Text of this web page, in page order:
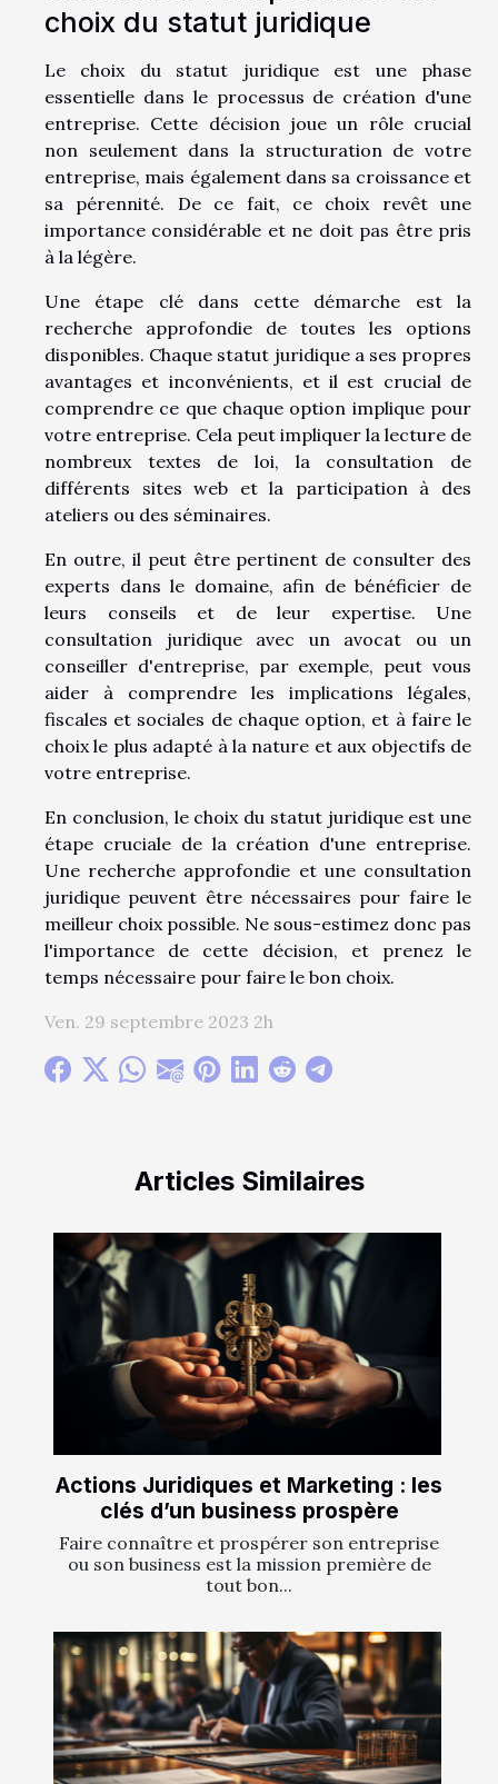
Articles Similaires
Actions Juridiques et Marketing : les
clés d’un business prospère
Faire connaître et prospérer son entreprise
ou son business est la mission première de
tout bon...
choix du statut juridique
Le choix du statut juridique est une phase
essentielle dans le processus de création d'une
entreprise. Cette décision joue un rôle crucial
non seulement dans la structuration de votre
entreprise, mais également dans sa croissance et
sa pérennité. De ce fait, ce choix revêt une
importance considérable et ne doit pas être pris
à la légère.
Une étape clé dans cette démarche est la
recherche approfondie de toutes les options
disponibles. Chaque statut juridique a ses propres
avantages et inconvénients, et il est crucial de
comprendre ce que chaque option implique pour
votre entreprise. Cela peut impliquer la lecture de
nombreux textes de loi, la consultation de
différents sites web et la participation à des
ateliers ou des séminaires.
En outre, il peut être pertinent de consulter des
experts dans le domaine, afin de bénéficier de
leurs conseils et de leur expertise. Une
consultation juridique avec un avocat ou un
conseiller d'entreprise, par exemple, peut vous
aider à comprendre les implications légales,
fiscales et sociales de chaque option, et à faire le
choix le plus adapté à la nature et aux objectifs de
votre entreprise.
En conclusion, le choix du statut juridique est une
étape cruciale de la création d'une entreprise.
Une recherche approfondie et une consultation
juridique peuvent être nécessaires pour faire le
meilleur choix possible. Ne sous-estimez donc pas
l'importance de cette décision, et prenez le
temps nécessaire pour faire le bon choix.
Ven. 29 septembre 2023 2h